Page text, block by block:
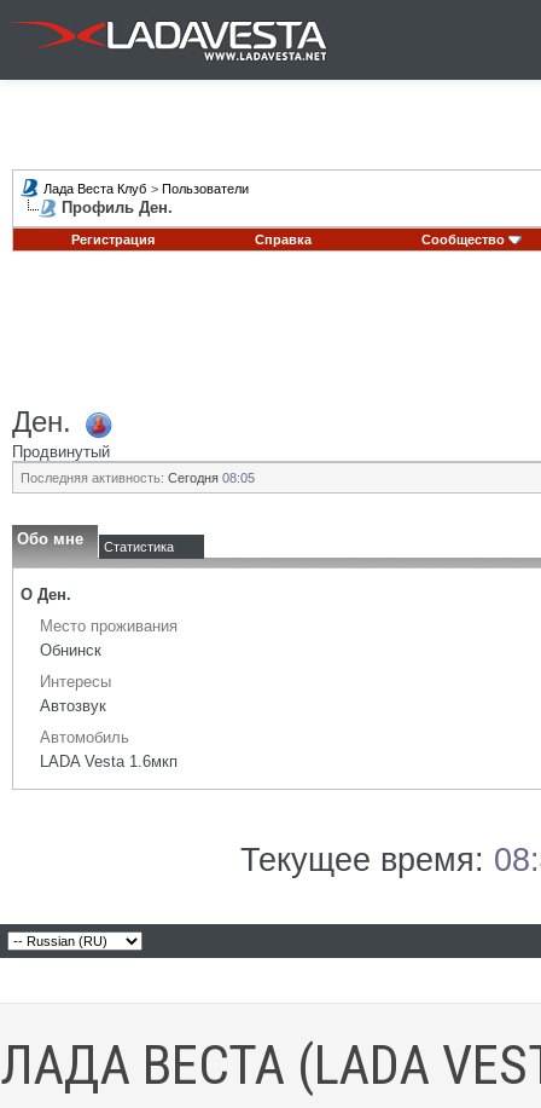
Лада Веста Клуб > Пользователи
Профиль Ден.
Регистрация Справка Сообщество
Ден.
Продвинутый
Последняя активность: Сегодня 08:05
Обо мне Статистика
О Ден.
Место проживания
Обнинск
Интересы
Автозвук
Автомобиль
LADA Vesta 1.6мкп
Текущее время:
ЛАДА ВЕСТА (LADA